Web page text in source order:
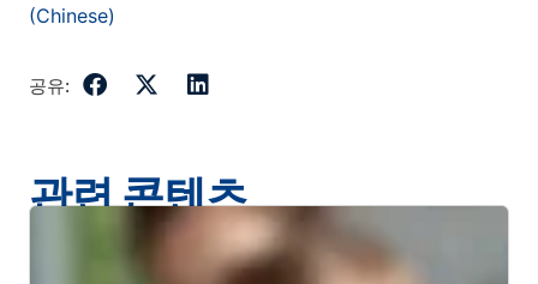
(Chinese)
공유:
관련 콘텐츠